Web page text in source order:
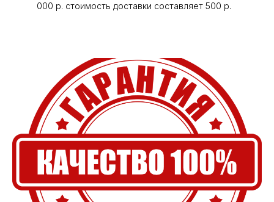
000 р. стоимость доставки составляет 500 р.